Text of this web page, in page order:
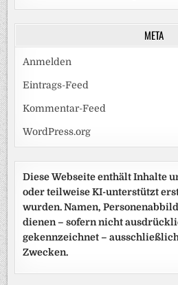
META
Anmelden
Eintrags-Feed
Kommentar-Feed
WordPress.org
Diese Webseite enthält Inhalte
oder teilweise KI-unterstützt
wurden. Namen,
dienen – sofern nicht
gekennzeichnet –
Zwecken.